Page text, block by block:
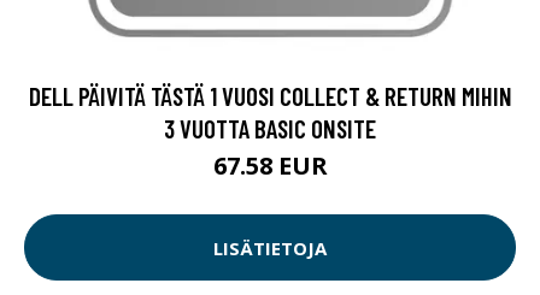
DELL PÄIVITÄ TÄSTÄ 1 VUOSI COLLECT & RETURN MIHIN
3 VUOTTA BASIC ONSITE
67.58 EUR
LISÄTIETOJA